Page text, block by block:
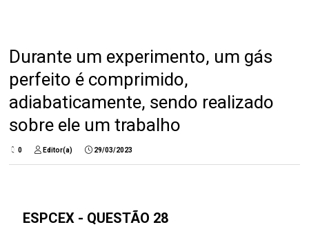
Durante um experimento, um gás
perfeito é comprimido,
adiabaticamente, sendo realizado
sobre ele um trabalho
0 Editor(a) 29/03/2023
ESPCEX - QUESTÃO 28